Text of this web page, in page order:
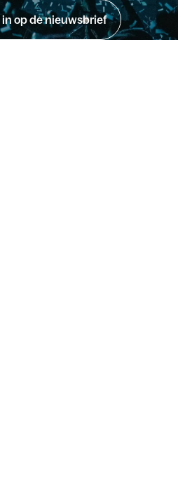
op de nieuwsbrief